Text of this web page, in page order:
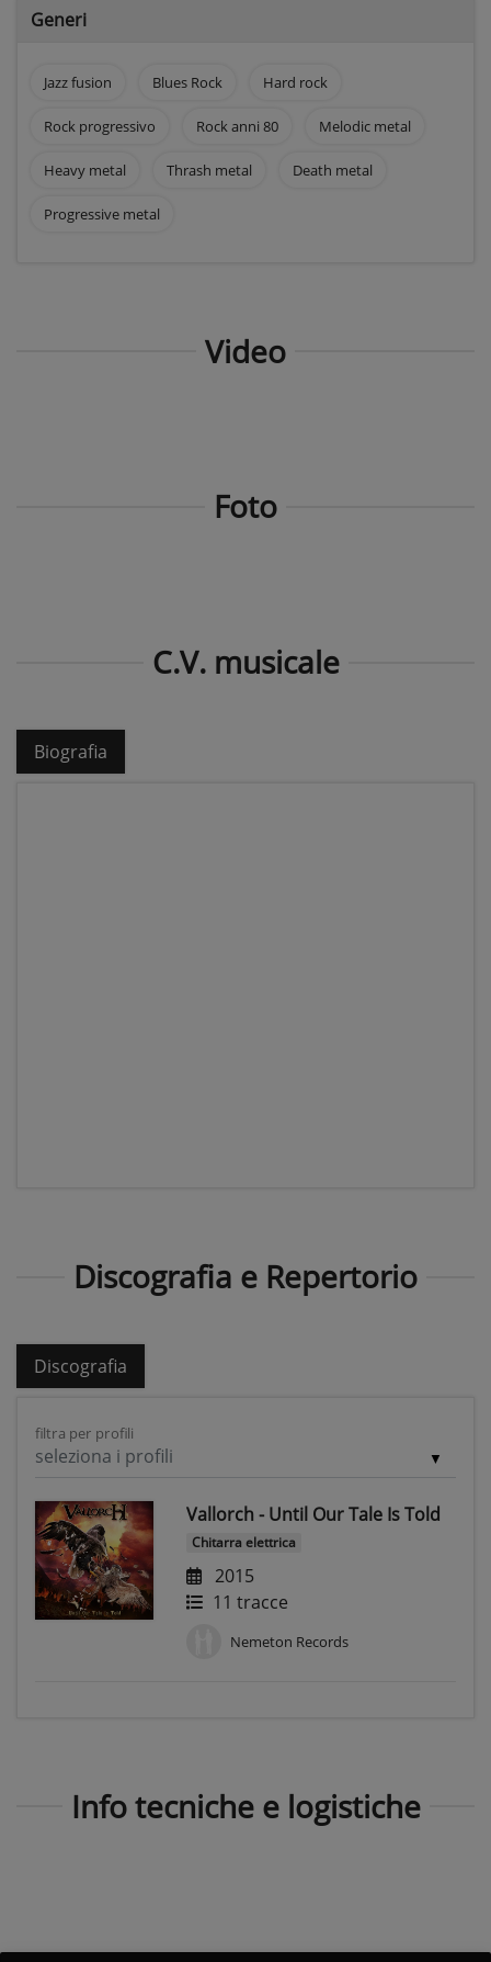
Generi
Jazz fusion Blues Rock Hard rock
Rock progressivo Rock anni 80 Melodic metal
Heavy metal Thrash metal Death metal
Progressive metal
Video
Foto
C.V. musicale
Biografia
Discografia e Repertorio
Discografia
filtra per profili
seleziona i profili
Vallorch - Until Our Tale Is Told
Chitarra elettrica
2015
11 tracce
Nemeton Records
Info tecniche e logistiche